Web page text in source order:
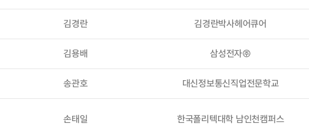
김경란 김경란박사헤어큐어
김용배 삼성전자㈜
송관호 대신정보통신직업전문학교
손태일 한국폴리텍대학 남인천캠퍼스